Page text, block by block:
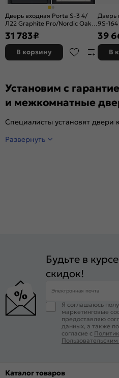
Дверь входная Porta S-3 4/
Л22 Graphite Pro/Nordic Oak,
2 замка, с ночной задвижкой
31 783₽
В корзину
Дверь
9S-
39
В
Установим с
и межкомнатные
Специалисты установят двери
Развернуть
Будьте в
скидок!
Электронная почта
Я соглашаюсь
маркетинговые
предоставляю
данных, а также
согласие с
Каталог товаров